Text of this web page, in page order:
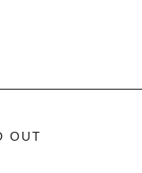
OUT